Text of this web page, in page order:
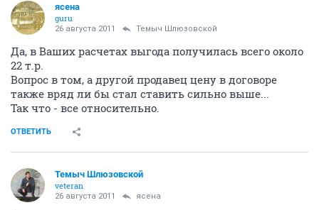
ясена
guru
26 августа 2011 Темыч Шлюзовской
Да, в Ваших расчетах выгода получилась всего около
22 т.р.
Вопрос в том, а другой продавец цену в договоре
также вряд ли бы стал ставить сильно выше...
Так что - все относительно.
ОТВЕТИТЬ
Темыч Шлюзовской
veteran
26 августа 2011 ясена